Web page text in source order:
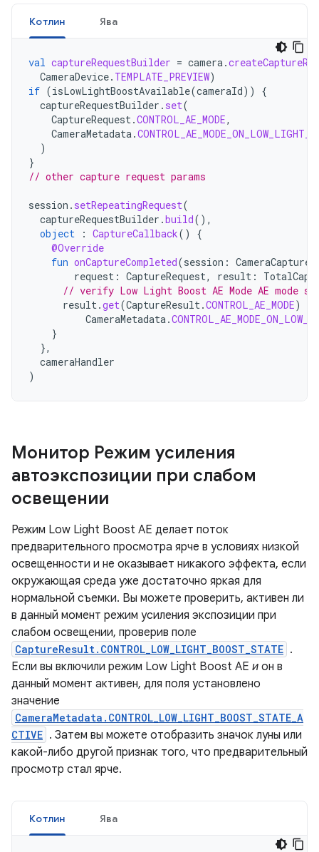
Котлин Ява
val captureRequestBuilder = camera.
CameraDevice. TEMPLATE_PREVIEW)
if (isLowLightBoostAvailable(cameraId))
{
captureRequestBuilder . set(
CaptureRequest.CONTROL_AE_MODE,
CameraMetadata.
)
}
// other capture request params
session . setRepeatingRequest(
captureRequestBuilder .build(),
object
: CaptureCallback()
{
@Override
fun onCaptureCompleted(session :
request : CaptureRequest, result :
// verify Low Light Boost AE Mode AE mode
result.get(CaptureResult.CONTROL_AE_MODE)
CameraMetadata.
}
},
cameraHandler
)
Монитор Режим усиления
автоэкспозиции при слабом
освещении
Режим Low Light Boost AE делает поток
предварительного просмотра ярче в условиях низкой
освещенности и не оказывает никакого эффекта, если
окружающая среда уже достаточно яркая для
нормальной съемки. Вы можете проверить, активен ли
в данный момент режим усиления экспозиции при
слабом освещении, проверив поле
CaptureResult.CONTROL_LOW_LIGHT_BOOST_STATE .
Если вы включили режим Low Light Boost AE и он в
данный момент активен, для поля установлено
значение
CameraMetadata.CONTROL_LOW_LIGHT_BOOST_STATE_A
CTIVE . Затем вы можете отобразить значок луны или
какой-либо другой признак того, что предварительный
просмотр стал ярче.
Котлин Ява